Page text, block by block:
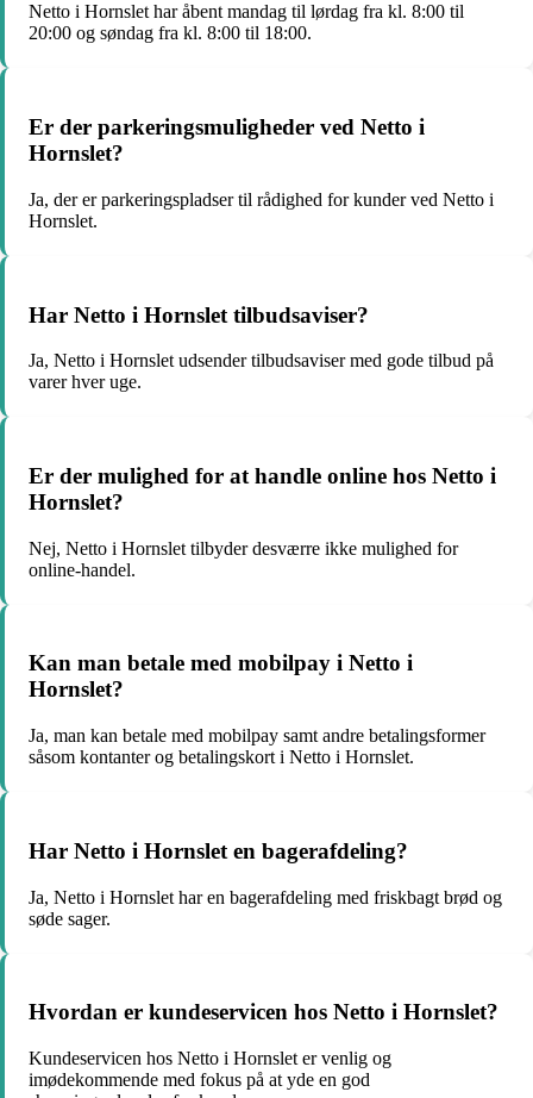
Netto i Hornslet har åbent mandag til lørdag fra kl. 8:00 til
20:00 og søndag fra kl. 8:00 til 18:00.
Er der parkeringsmuligheder ved Netto i
Hornslet?
Ja, der er parkeringspladser til rådighed for kunder ved Netto i
Hornslet.
Har Netto i Hornslet tilbudsaviser?
Ja, Netto i Hornslet udsender tilbudsaviser med gode tilbud på
varer hver uge.
Er der mulighed for at handle online hos Netto i
Hornslet?
Nej, Netto i Hornslet tilbyder desværre ikke mulighed for
online-handel.
Kan man betale med mobilpay i Netto i
Hornslet?
Ja, man kan betale med mobilpay samt andre betalingsformer
såsom kontanter og betalingskort i Netto i Hornslet.
Har Netto i Hornslet en bagerafdeling?
Ja, Netto i Hornslet har en bagerafdeling med friskbagt brød og
søde sager.
Hvordan er kundeservicen hos Netto i Hornslet?
Kundeservicen hos Netto i Hornslet er venlig og
imødekommende med fokus på at yde en god